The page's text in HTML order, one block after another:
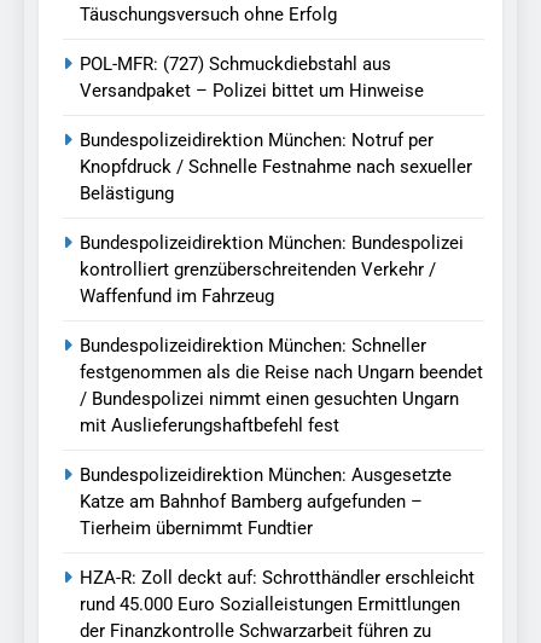
Täuschungsversuch ohne Erfolg
POL-MFR: (727) Schmuckdiebstahl aus
Versandpaket – Polizei bittet um Hinweise
Bundespolizeidirektion München: Notruf per
Knopfdruck / Schnelle Festnahme nach sexueller
Belästigung
Bundespolizeidirektion München: Bundespolizei
kontrolliert grenzüberschreitenden Verkehr /
Waffenfund im Fahrzeug
Bundespolizeidirektion München: Schneller
festgenommen als die Reise nach Ungarn beendet
/ Bundespolizei nimmt einen gesuchten Ungarn
mit Auslieferungshaftbefehl fest
Bundespolizeidirektion München: Ausgesetzte
Katze am Bahnhof Bamberg aufgefunden –
Tierheim übernimmt Fundtier
HZA-R: Zoll deckt auf: Schrotthändler erschleicht
rund 45.000 Euro Sozialleistungen Ermittlungen
der Finanzkontrolle Schwarzarbeit führen zu